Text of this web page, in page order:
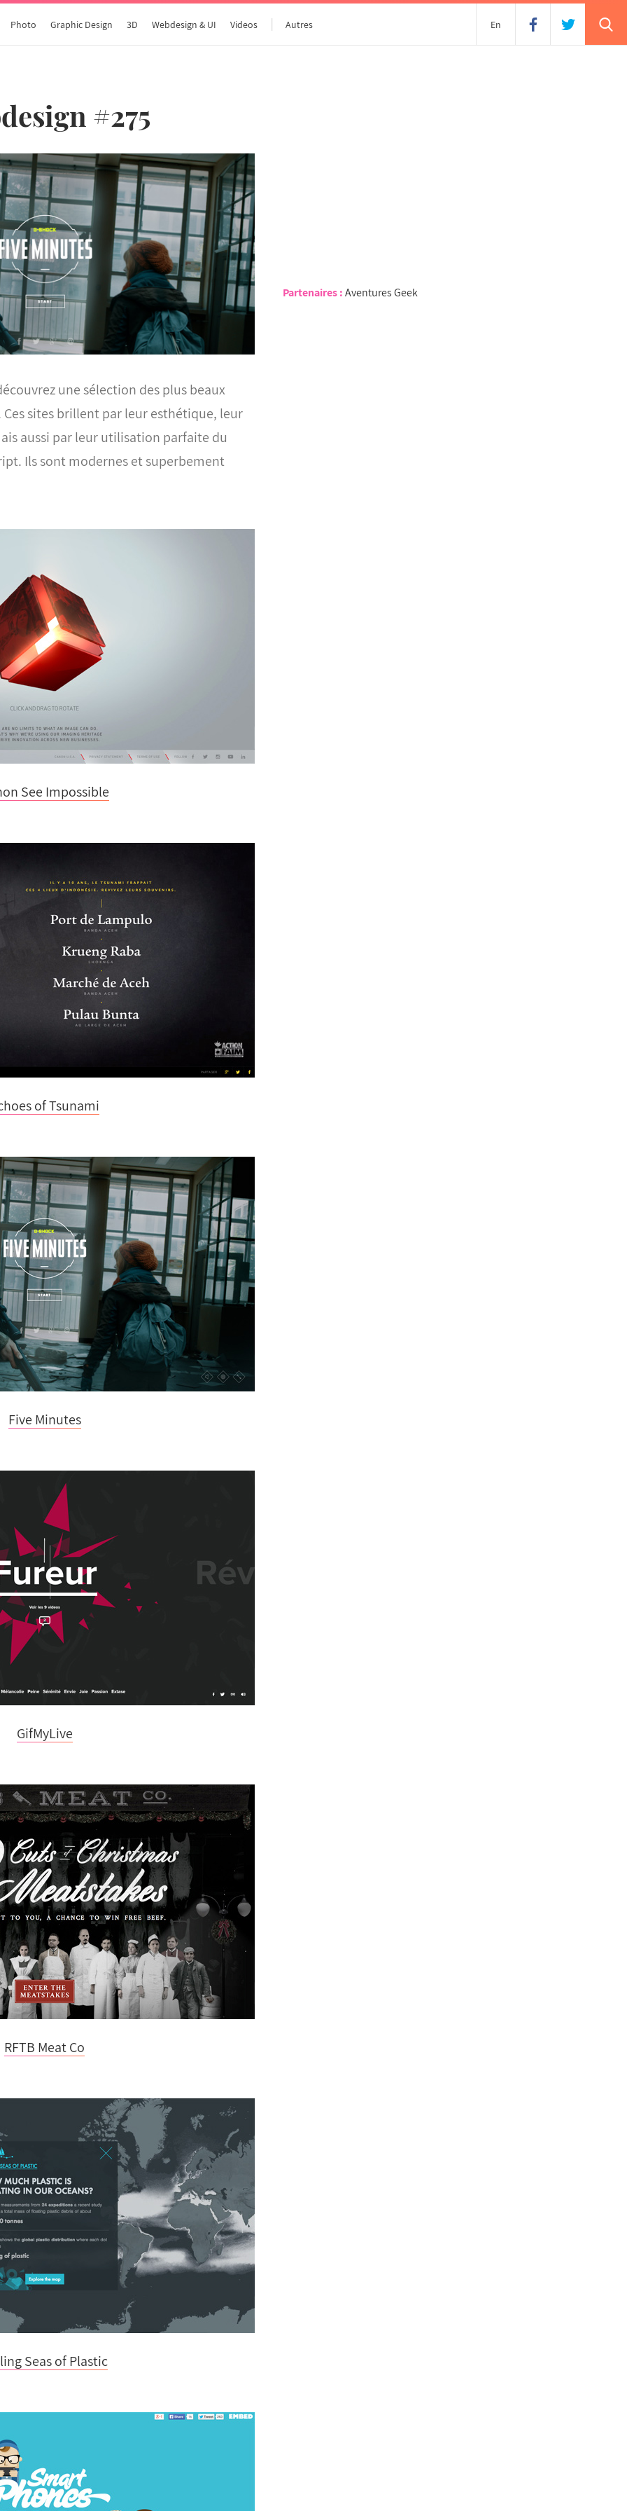
Photo Graphic Design 3D Webdesign & UI Videos Autres En
Partenaires :Aventures Geek
#275
une sélection des plus beaux
sites brillent par leur esthétique, leur
aussi par leur utilisation parfaite du
Ils sont modernes et superbement
See Impossible
of Tsunami
Five Minutes
GifMyLive
RFTB Meat Co
Seas of Plastic